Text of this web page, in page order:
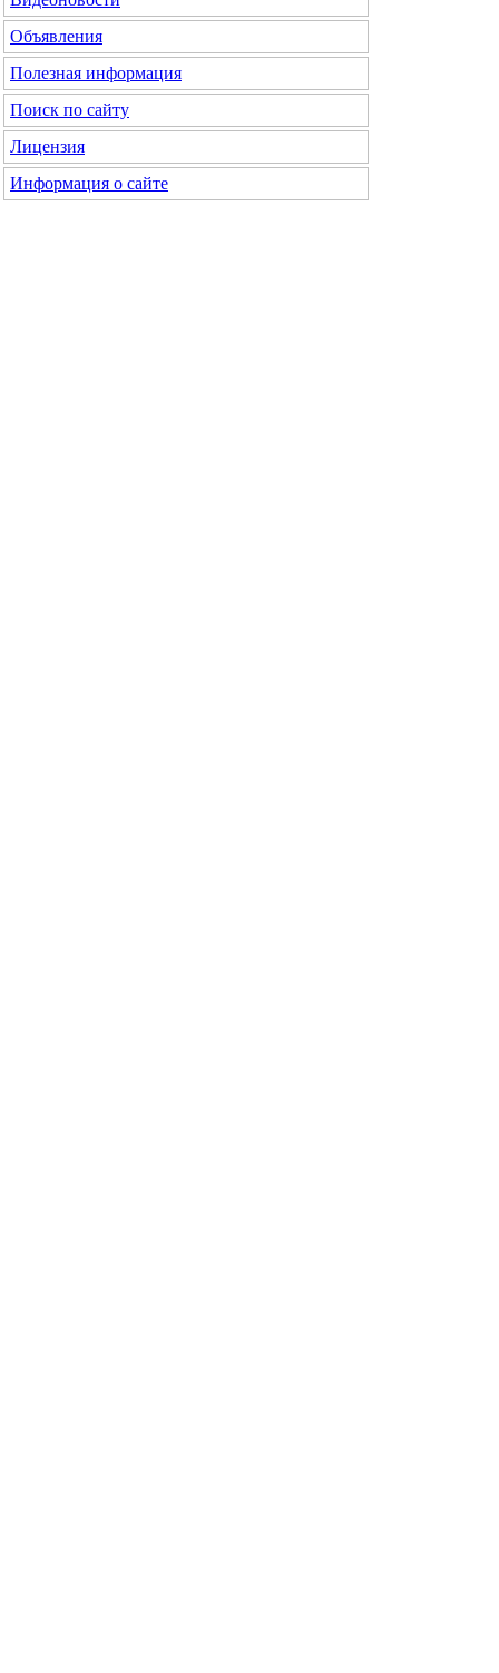
Объявления
Полезная информация
Поиск по сайту
Лицензия
Информация о сайте